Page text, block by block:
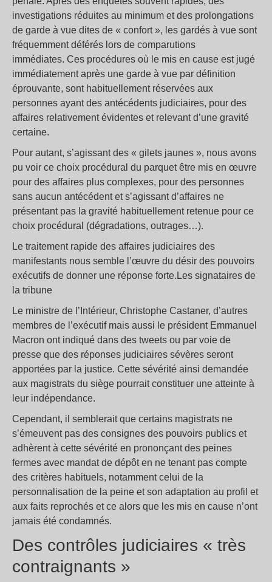
investigations réduites au minimum et des prolongations
de garde à vue dites de « confort », les gardés à vue sont
fréquemment déférés lors de comparutions
immédiates. Ces procédures où le mis en cause est jugé
immédiatement après une garde à vue par définition
éprouvante, sont habituellement réservées aux
personnes ayant des antécédents judiciaires, pour des
affaires relativement évidentes et relevant d’une gravité
certaine.
Pour autant, s’agissant des « gilets jaunes », nous avons
pu voir ce choix procédural du parquet être mis en œuvre
pour des affaires plus complexes, pour des personnes
sans aucun antécédent et s’agissant d’affaires ne
présentant pas la gravité habituellement retenue pour ce
choix procédural (dégradations, outrages…).
Le traitement rapide des affaires judiciaires des
manifestants nous semble l’œuvre du désir des pouvoirs
exécutifs de donner une réponse forte.Les signataires de
la tribune
Le ministre de l’Intérieur, Christophe Castaner, d’autres
membres de l’exécutif mais aussi le président Emmanuel
Macron ont indiqué dans des tweets ou par voie de
presse que des réponses judiciaires sévères seront
apportées par la justice. Cette sévérité ainsi demandée
aux magistrats du siège pourrait constituer une atteinte à
leur indépendance.
Cependant, il semblerait que certains magistrats ne
s’émeuvent pas des consignes des pouvoirs publics et
adhèrent à cette sévérité en prononçant des peines
fermes avec mandat de dépôt en ne tenant pas compte
des critères habituels, notamment celui de la
personnalisation de la peine et son adaptation au profil et
aux faits reprochés et ce alors que les mis en cause n’ont
jamais été condamnés.
Des contrôles judiciaires « très
contraignants »